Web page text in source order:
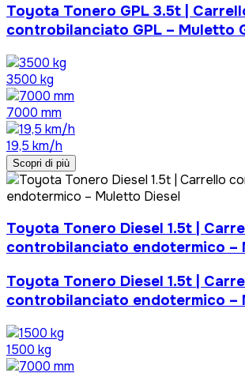
Toyota Tonero GPL 3.5t |
controbilanciato GPL – Muletto
3500 kg
7000 mm
19,5 km/h
Scopri di più
Toyota Tonero Diesel 1.5t |
controbilanciato endotermico –
Toyota Tonero Diesel 1.5t |
controbilanciato endotermico –
1500 kg